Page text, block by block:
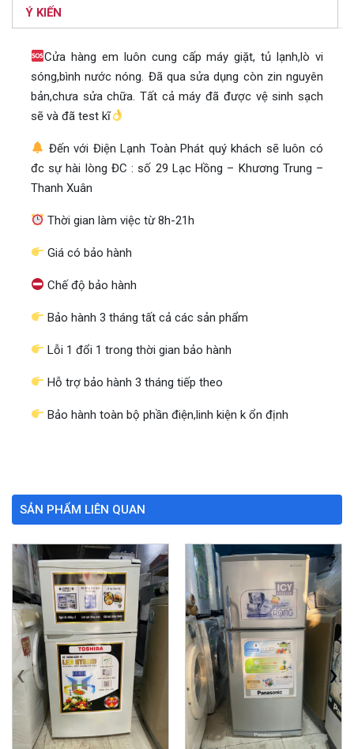
Ý KIẾN
Cửa hàng em luôn cung cấp máy giặt, tủ lạnh,lò vi
sóng,bình nước nóng. Đã qua sửa dụng còn zin nguyên
bản,chưa sửa chữa. Tất cả máy đã được vệ sinh sạch
sẽ và đã test kĩ
Đến với Điện Lạnh Toàn Phát quý khách sẽ luôn có
đc sự hài lòng ĐC : số 29 Lạc Hồng – Khương Trung –
Thanh Xuân
Thời gian làm việc từ 8h-21h
Giá có bảo hành
Chế độ bảo hành
Bảo hành 3 tháng tất cả các sản phẩm
Lỗi 1 đổi 1 trong thời gian bảo hành
Hỗ trợ bảo hành 3 tháng tiếp theo
Bảo hành toàn bộ phần điện,linh kiện k ổn định
SẢN PHẨM LIÊN QUAN
‹ ›